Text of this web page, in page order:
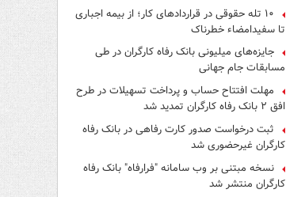
۱۰ تله حقوقی در قراردادهای کار؛ از بیمه اجباری
تا سفیدامضاء خطرناک
جایزه‌های میلیونی بانک رفاه کارگران در طی
مسابقات جام جهانی
مهلت افتتاح حساب و پرداخت تسهیلات در طرح
افق ۲ بانک رفاه کارگران تمدید شد
ثبت درخواست صدور کارت رفاهی در بانک رفاه
کارگران غیرحضوری شد
نسخه مبتنی بر وب سامانه "فرارفاه" بانک رفاه
کارگران منتشر شد